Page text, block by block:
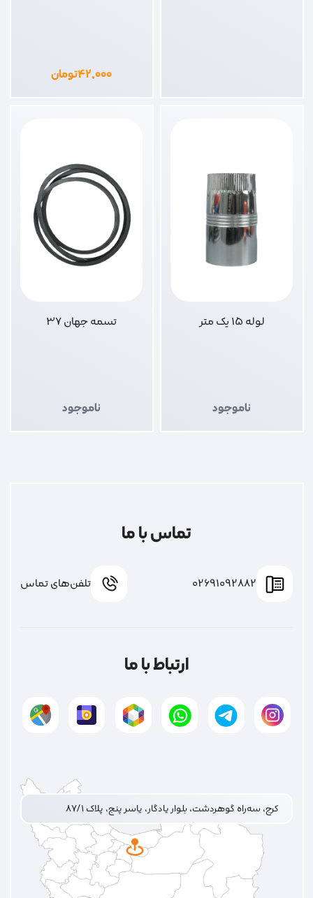
۴۲,۰۰۰تومان
لوله 15 یک متر
ناموجود
تسمه جهان 37
ناموجود
تماس با ما
02691092882 تلفن‌های تماس
ارتباط با ما
کرج، سه‌راه گوهردشت، بلوار یادگار، یاسر پنج، پلاک ۸۷/۱